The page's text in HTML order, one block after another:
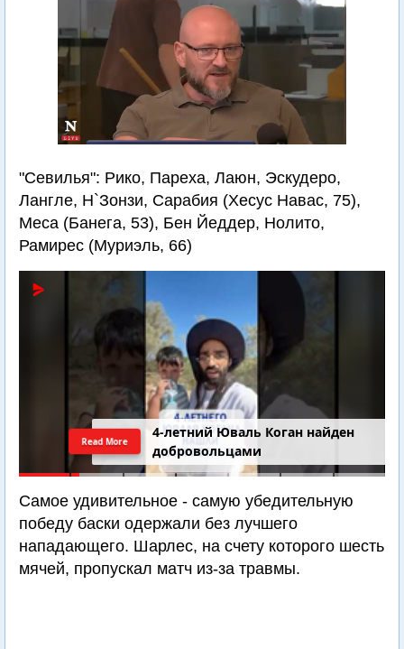
"Севилья": Рико, Пареха, Лаюн, Эскудеро,
Лангле, Н`Зонзи, Сарабия (Хесус Навас, 75),
Меса (Банега, 53), Бен Йеддер, Нолито,
Рамирес (Муриэль, 66)
4-летний Юваль Коган найден
добровольцами
Read More
Самое удивительное - самую убедительную
победу баски одержали без лучшего
нападающего. Шарлес, на счету которого шесть
мячей, пропускал матч из-за травмы.